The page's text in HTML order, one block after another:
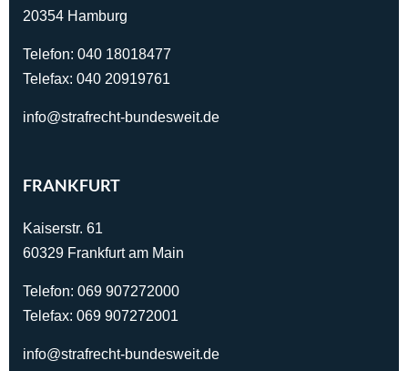
20354 Hamburg
Telefon: 040 18018477
Telefax: 040 20919761
info@strafrecht-bundesweit.de
FRANKFURT
Kaiserstr. 61
60329 Frankfurt am Main
Telefon: 069 907272000
Telefax: 069 907272001
info@strafrecht-bundesweit.de